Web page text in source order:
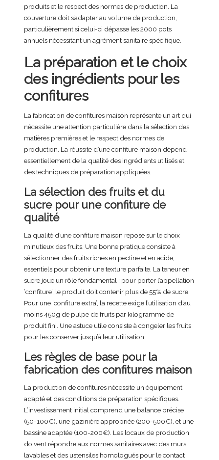
produits et le respect des normes de production. La
couverture doit s’adapter au volume de production,
particulièrement si celui-ci dépasse les 2000 pots
annuels nécessitant un agrément sanitaire spécifique.
La préparation et le choix
des ingrédients pour les
confitures
La fabrication de confitures maison représente un art qui
nécessite une attention particulière dans la sélection des
matières premières et le respect des normes de
production. La réussite d’une confiture maison dépend
essentiellement de la qualité des ingrédients utilisés et
des techniques de préparation appliquées.
La sélection des fruits et du
sucre pour une confiture de
qualité
La qualité d’une confiture maison repose sur le choix
minutieux des fruits. Une bonne pratique consiste à
sélectionner des fruits riches en pectine et en acide,
essentiels pour obtenir une texture parfaite. La teneur en
sucre joue un rôle fondamental : pour porter l’appellation
‘confiture’, le produit doit contenir plus de 55% de sucre.
Pour une ‘confiture extra’, la recette exige l’utilisation d’au
moins 450g de pulpe de fruits par kilogramme de
produit fini. Une astuce utile consiste à congeler les fruits
pour les conserver jusqu’à leur utilisation.
Les règles de base pour la
fabrication des confitures maison
La production de confitures nécessite un équipement
adapté et des conditions de préparation spécifiques.
L’investissement initial comprend une balance précise
(50-100€), une gazinière appropriée (200-500€), et une
bassine adaptée (100-200€). Les locaux de production
doivent répondre aux normes sanitaires avec des murs
lavables et des ustensiles homologués pour le contact